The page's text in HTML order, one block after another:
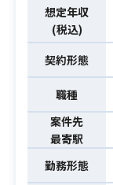
業務内容
想定年収
(税込)
契約形態
職種
案件先
最寄駅
勤務形態